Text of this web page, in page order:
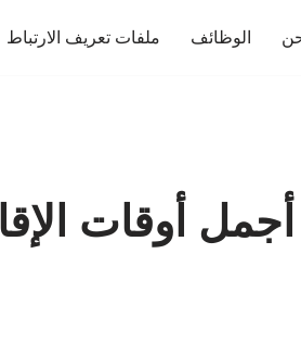
الوظائف ملفات تعريف الارتباط
أوقات